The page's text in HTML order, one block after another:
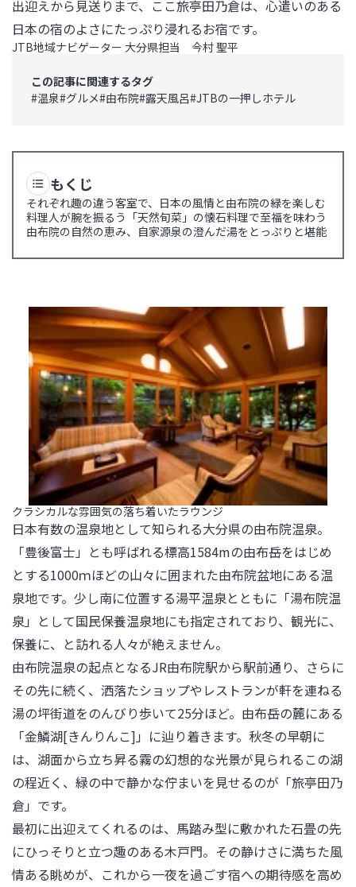
出迎えから見送りまで、ここ旅亭田乃倉は、心遣いのある
日本の宿のよさにたっぷり浸れるお宿です。
JTB地域ナビゲーター 大分県担当 今村 聖平
この記事に関連するタグ
#温泉#グルメ#由布院#露天風呂#JTBの一押しホテル
もくじ
それぞれ趣の違う客室で、日本の風情と由布院の緑を楽しむ
料理人が腕を振るう「天然旬菜」の懐石料理で至福を味わう
由布院の自然の恵み、自家源泉の澄んだ湯をとっぷりと堪能
クラシカルな雰囲気の落ち着いたラウンジ
日本有数の温泉地として知られる大分県の由布院温泉。
「豊後富士」とも呼ばれる標高1584mの由布岳をはじめ
とする1000ｍほどの山々に囲まれた由布院盆地にある温
泉地です。少し南に位置する湯平温泉とともに「湯布院温
泉」として国民保養温泉地にも指定されており、観光に、
保養に、と訪れる人々が絶えません。
由布院温泉の起点となるJR由布院駅から駅前通り、さらに
その先に続く、洒落たショップやレストランが軒を連ねる
湯の坪街道をのんびり歩いて25分ほど。由布岳の麓にある
「金鱗湖[きんりんこ]」に辿り着きます。秋冬の早朝に
は、湖面から立ち昇る霧の幻想的な光景が見られるこの湖
の程近く、緑の中で静かな佇まいを見せるのが「旅亭田乃
倉」です。
最初に出迎えてくれるのは、馬踏み型に敷かれた石畳の先
にひっそりと立つ趣のある木戸門。その静けさに満ちた風
情ある眺めが、これから一夜を過ごす宿への期待感を高め